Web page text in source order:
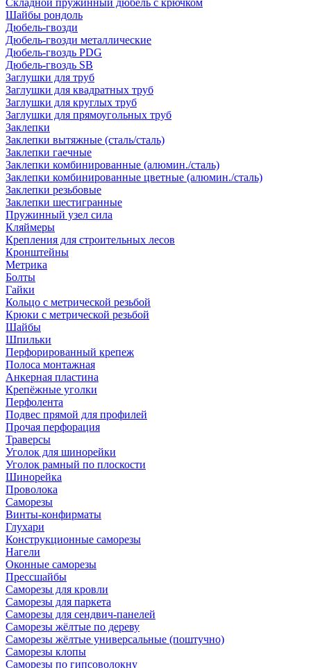
Складной пружинный дюбель с крючком
Шайбы рондоль
Дюбель-гвозди
Дюбель-гвозди металлические
Дюбель-гвоздь PDG
Дюбель-гвоздь SB
Заглушки для труб
Заглушки для квадратных труб
Заглушки для круглых труб
Заглушки для прямоугольных труб
Заклепки
Заклепки вытяжные (сталь/сталь)
Заклепки гаечные
Заклепки комбинированные (алюмин./сталь)
Заклепки комбинированные цветные (алюмин./сталь)
Заклепки резьбовые
Заклепки шестигранные
Пружинный узел сила
Кляймеры
Крепления для строительных лесов
Кронштейны
Метрика
Болты
Гайки
Кольцо с метрической резьбой
Крюки с метрической резьбой
Шайбы
Шпильки
Перфорированный крепеж
Полоса монтажная
Анкерная пластина
Крепёжные уголки
Перфолента
Подвес прямой для профилей
Прочая перфорация
Траверсы
Уголок для шинорейки
Уголок рамный по плоскости
Шинорейка
Проволока
Саморезы
Винты-конфирматы
Глухари
Конструкционные саморезы
Нагели
Оконные саморезы
Прессшайбы
Саморезы для кровли
Саморезы для паркета
Саморезы для сендвич-панелей
Саморезы жёлтые по дереву
Саморезы жёлтые универсальные (поштучно)
Саморезы клопы
Саморезы по гипсоволокну